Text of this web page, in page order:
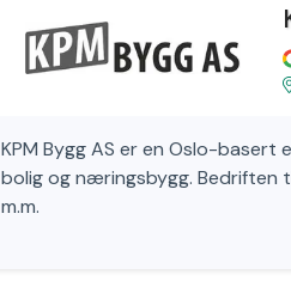
KPM Bygg AS er en Oslo-
bolig og næringsbygg. Bedriften
m.m.